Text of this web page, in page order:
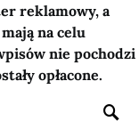
reklamowy, a
na celu
nie pochodzi
opłacone.